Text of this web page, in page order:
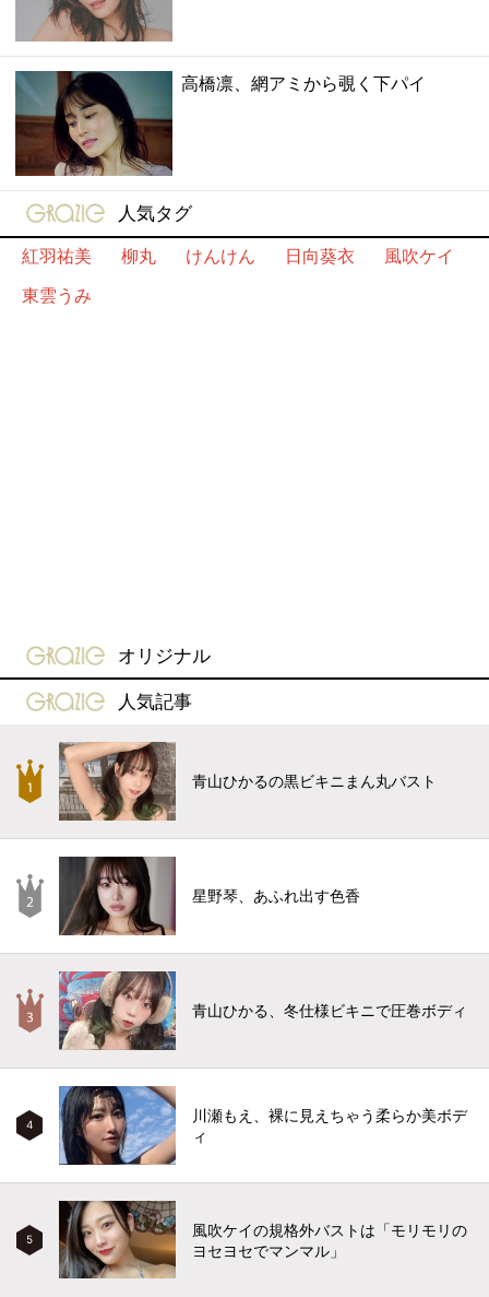
高橋凛、網アミから覗く下パイ
gravure-grazie
人気タグ
紅羽祐美
柳丸 けんけん 日向葵衣
風吹ケイ
東雲うみ
gravure-grazie
オリジナル
gravure-grazie
人気記事
青山ひかるの黒ビキニまん丸バスト
星野琴、あふれ出す色香
青山ひかる、冬仕様ビキニで圧巻ボディ
4
川瀬もえ、裸に見えちゃう柔らか美ボデ
ィ
5
風吹ケイの規格外バストは「モリモリの
ヨセヨセでマンマル」